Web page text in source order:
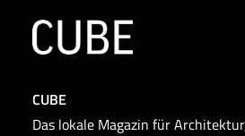
CUBE
Das lokale Magazin für